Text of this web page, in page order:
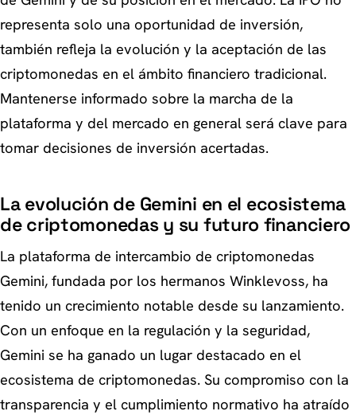
representa solo una oportunidad de inversión,
también refleja la evolución y la aceptación de las
criptomonedas en el ámbito financiero tradicional.
Mantenerse informado sobre la marcha de la
plataforma y del mercado en general será clave para
tomar decisiones de inversión acertadas.
La evolución de Gemini en el ecosistema
de criptomonedas y su futuro financiero
La plataforma de intercambio de criptomonedas
Gemini, fundada por los hermanos Winklevoss, ha
tenido un crecimiento notable desde su lanzamiento.
Con un enfoque en la regulación y la seguridad,
Gemini se ha ganado un lugar destacado en el
ecosistema de criptomonedas. Su compromiso con la
transparencia y el cumplimiento normativo ha atraído